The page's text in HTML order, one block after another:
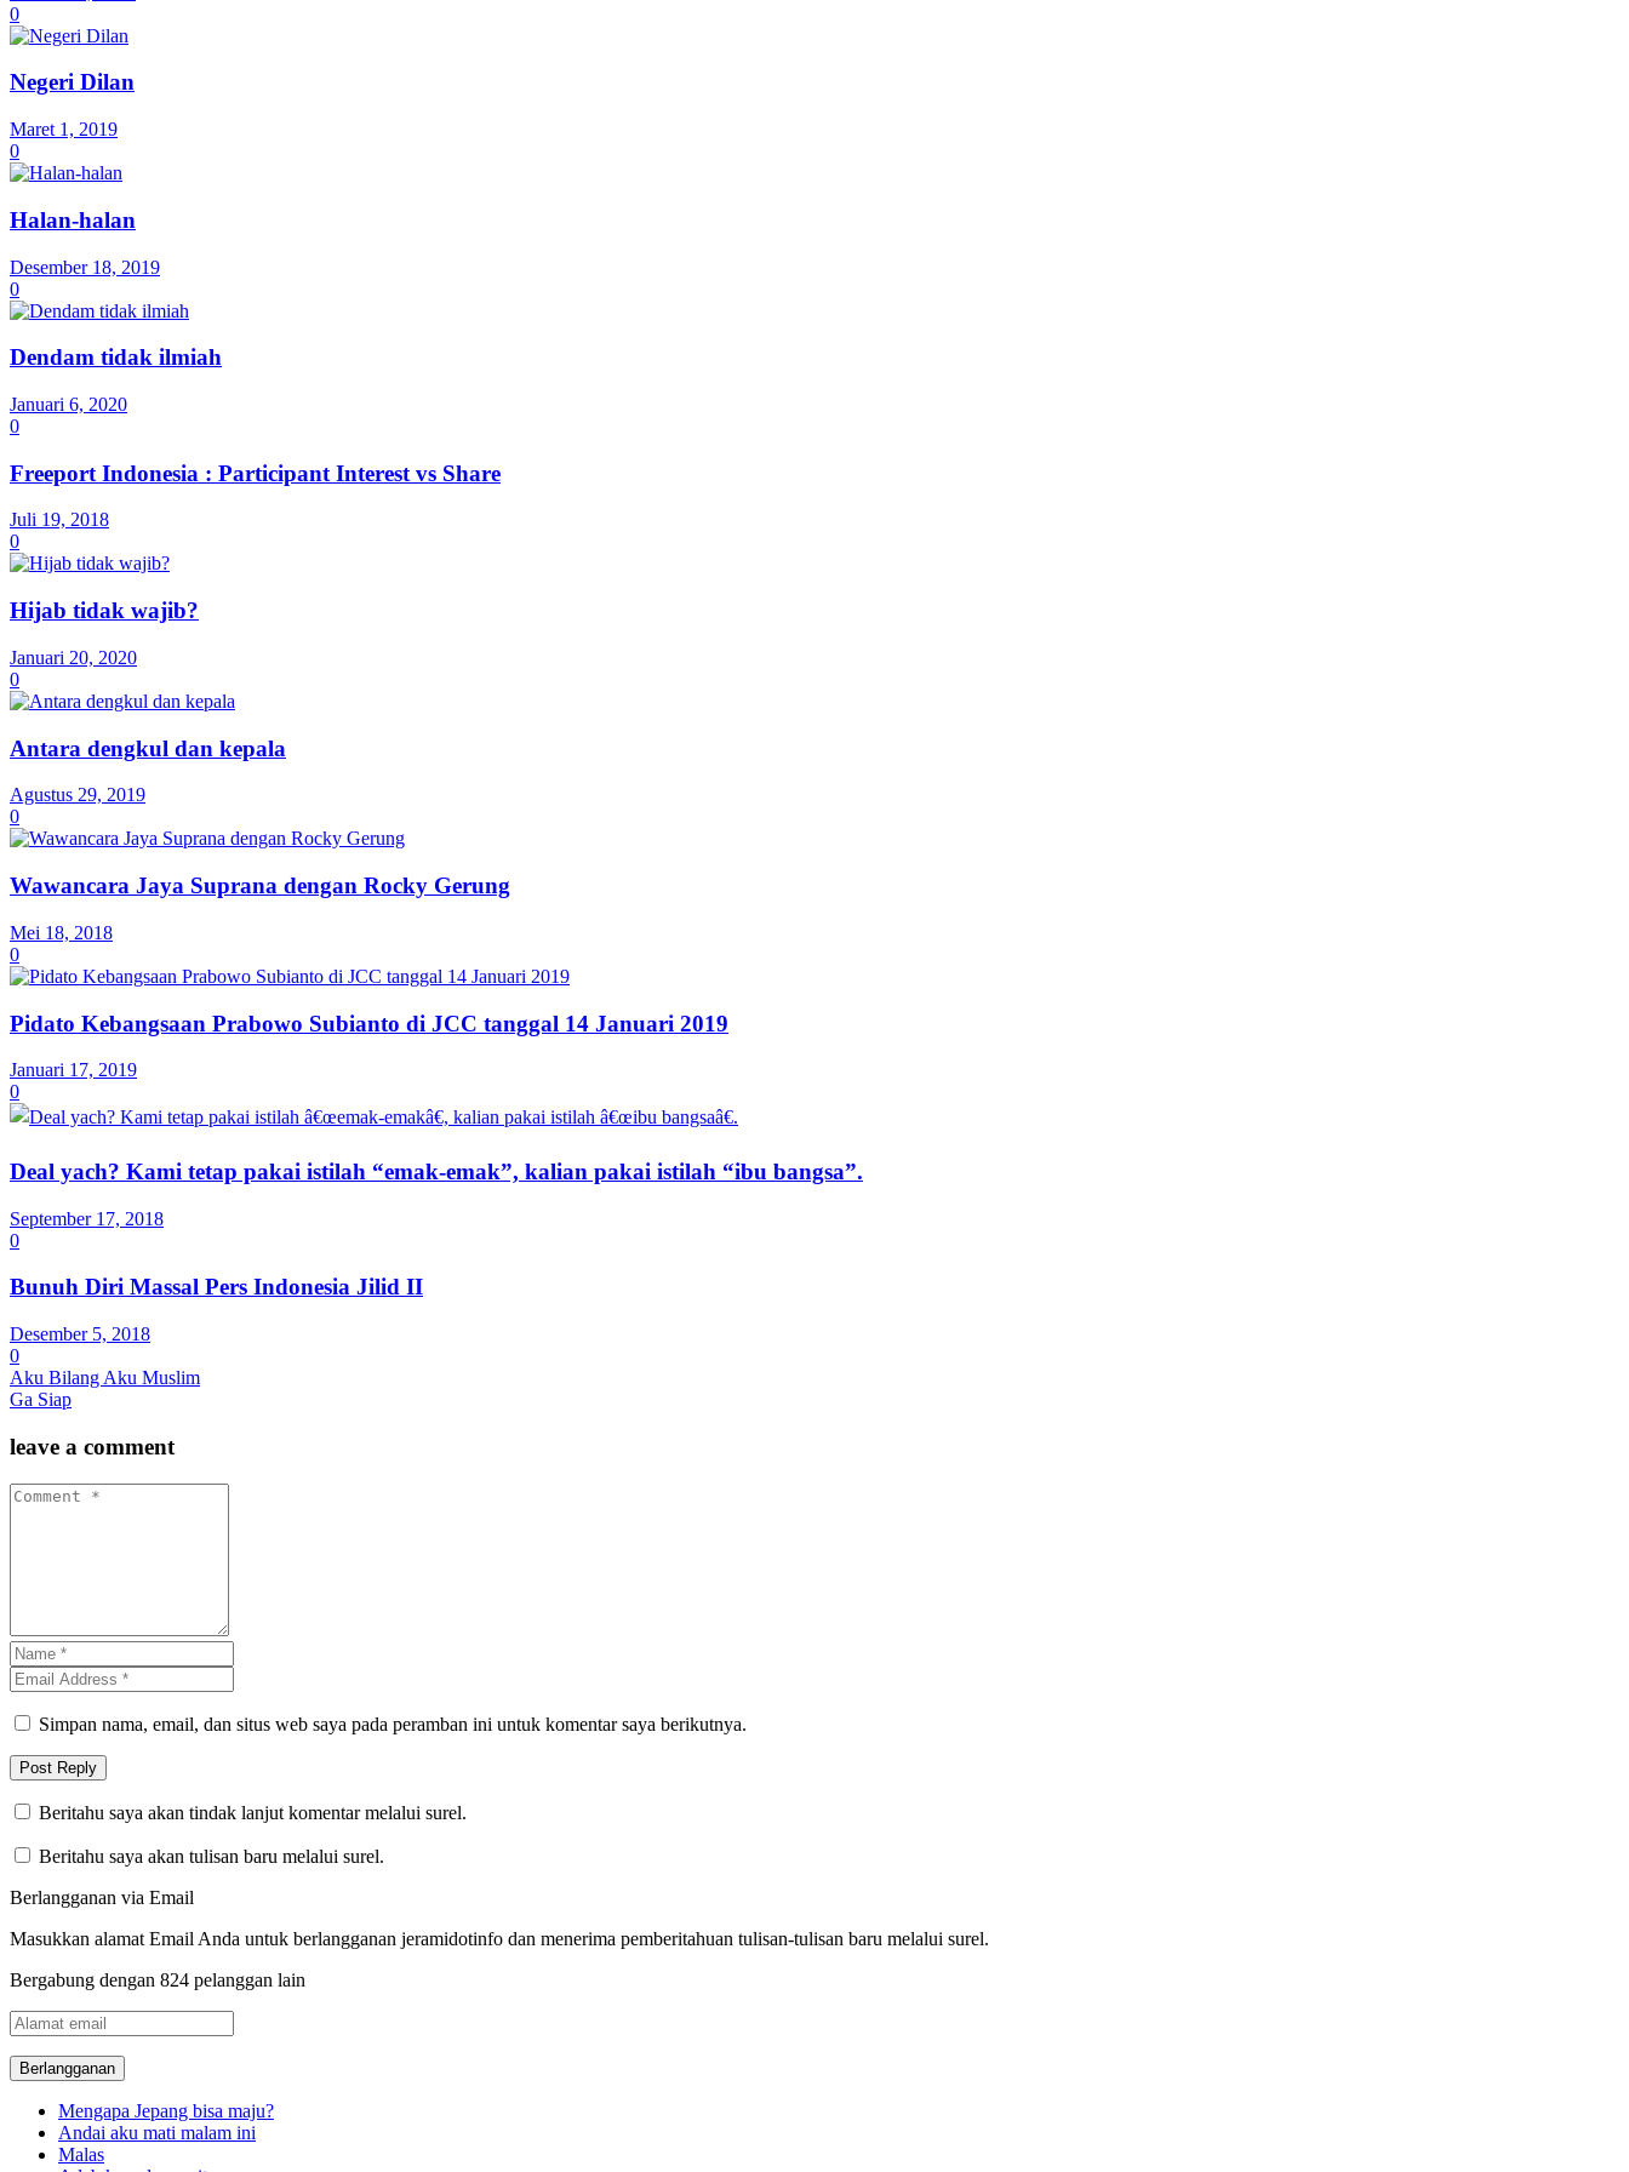
0
Negeri Dilan
Maret 1, 2019
0
Halan-halan
Desember 18, 2019
0
Dendam tidak ilmiah
Januari 6, 2020
0
Freeport Indonesia : Participant Interest vs Share
Juli 19, 2018
0
Hijab tidak wajib?
Januari 20, 2020
0
Antara dengkul dan kepala
Agustus 29, 2019
0
Wawancara Jaya Suprana dengan Rocky Gerung
Mei 18, 2018
0
Pidato Kebangsaan Prabowo Subianto di JCC tanggal 14 Januari 2019
Januari 17, 2019
0
Deal yach? Kami tetap pakai istilah “emak-emak”, kalian pakai istilah “ibu bangsa”.
September 17, 2018
0
Bunuh Diri Massal Pers Indonesia Jilid II
Desember 5, 2018
0
Aku Bilang Aku Muslim
Ga Siap
leave a comment
Simpan nama, email, dan situs web saya pada peramban ini untuk komentar saya berikutnya.
Beritahu saya akan tindak lanjut komentar melalui surel.
Beritahu saya akan tulisan baru melalui surel.
Berlangganan via Email
Masukkan alamat Email Anda untuk berlangganan jeramidotinfo dan menerima pemberitahuan tulisan-tulisan baru melalui surel.
Bergabung dengan 824 pelanggan lain
Alamat
email
Mengapa Jepang bisa maju?
Andai aku mati malam ini
Malas